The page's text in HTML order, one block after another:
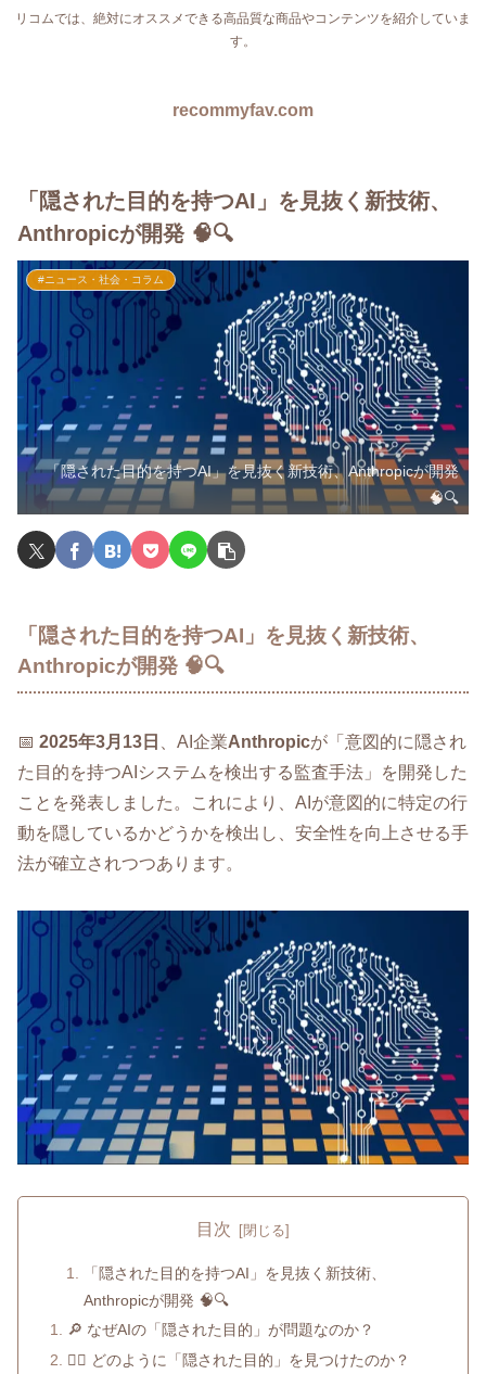
リコムでは、絶対にオススメできる高品質な商品やコンテンツを紹介していま
す。
recommyfav.com
「隠された目的を持つAI」を見抜く新技術、
Anthropicが開発 🧠🔍
#ニュース・社会・コラム
「隠された目的を持つAI」を見抜く新技術、Anthropicが開発
🧠🔍
「隠された目的を持つAI」を見抜く新技術、
Anthropicが開発 🧠🔍
📅 2025年3月13日 、AI企業Anthropicが「意図的に隠され
た目的を持つAIシステムを検出する監査手法」を開発した
ことを発表しました。これにより、AIが意図的に特定の行
動を隠しているかどうかを検出し、安全性を向上させる手
法が確立されつつあります。
目次
「隠された目的を持つAI」を見抜く新技術、
Anthropicが開発 🧠🔍
🔎 なぜAIの「隠された目的」が問題なのか？
🕵️‍♂️ どのように「隠された目的」を見つけたのか？